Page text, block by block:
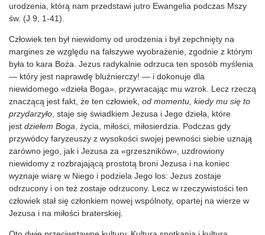
urodzenia, którą nam przedstawi jutro Ewangelia podczas Mszy
św. (J 9, 1-41).
Człowiek ten był niewidomy od urodzenia i był zepchnięty na
margines ze względu na fałszywe wyobrażenie, zgodnie z którym
była to kara Boża. Jezus radykalnie odrzuca ten sposób myślenia
— który jest naprawdę bluźnierczy! — i dokonuje dla
niewidomego «dzieła Boga», przywracając mu wzrok. Lecz rzeczą
znaczącą jest fakt, że ten człowiek, od momentu, kiedy mu się to
przydarzyło , staje się świadkiem Jezusa i Jego dzieła, które
jest dziełem Boga , życia, miłości, miłosierdzia. Podczas gdy
przywódcy faryzeuszy z wysokości swojej pewności siebie uznają
zarówno jego, jak i Jezusa za «grzeszników», uzdrowiony
niewidomy z rozbrajającą prostotą broni Jezusa i na koniec
wyznaje wiarę w Niego i podziela Jego los: Jezus zostaje
odrzucony i on też zostaje odrzucony. Lecz w rzeczywistości ten
człowiek stał się członkiem nowej wspólnoty, opartej na wierze w
Jezusa i na miłości braterskiej.